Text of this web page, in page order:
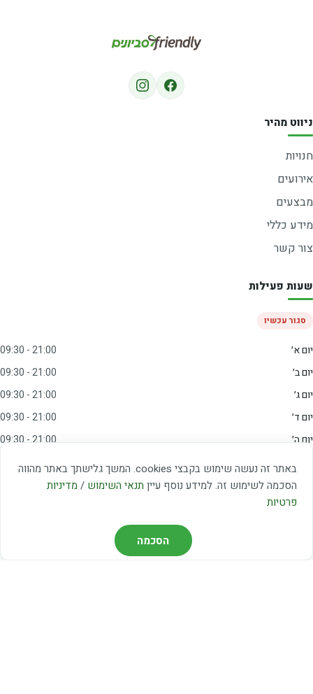
באתר זה נעשה שימוש בקבצי cookies. המשך גלישתך באתר מהווה
הסכמה לשימוש זה. למידע נוסף עיין תנאי השימוש / מדיניות
פרטיות
הסכמה
ניווט מהיר
חנויות
אירועים
מבצעים
מידע כללי
צור קשר
שעות פעילות
סגור עכשיו
יום א׳
09:30 - 21:00
יום ב׳
09:30 - 21:00
יום ג׳
09:30 - 21:00
יום ד׳
09:30 - 21:00
יום ה׳
09:30 - 21:00
יום ו׳
09:00 - 15:00
שבת
20:00 - 23:00